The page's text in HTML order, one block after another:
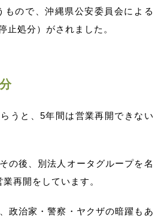
もので、沖縄県公安委員会による
止処分）がされました。
うと、5年間は営業再開できない
の後、別法人オータグループを名
再開をしています。
政治家・警察・ヤクザの暗躍もあ